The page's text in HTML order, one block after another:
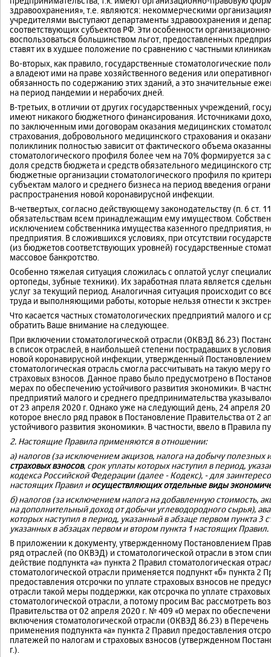
здравоохранения», т.е. являются: некоммерческими
учредителями выступают департаменты здравоохранения и
соответствующих субъектов РФ. Эти особенности
воспользоваться большинством льгот, предоставленных
ставят их в худшее положение по сравнению с частными
Во-вторых, как правило, государственные стоматологические
а владеют ими на праве хозяйственного ведения или
обязанность по содержанию этих зданий, а это значительные
на период пандемии и нерабочих дней.
В-третьих, в отличии от других государственных учреждений,
имеют никакого бюджетного финансирования. Источниками
по заключенным ими договорам оказания медицинских
страхования, добровольного медицинского страхования и
поликлиник полностью зависит от фактического объема
стоматологического профиля более чем на 70% формируется за
доля средств бюджета и средств обязательного медицинского
бюджетные организации стоматологического профиля по
субъектам малого и среднего бизнеса на период введения
распространения новой коронавирусной инфекции.
В-четвертых, согласно действующему законодательству (п. 6 ст.
обязательствам всем принадлежащим ему имуществом.
исключением собственника имущества казенного предприятия,
предприятия. В сложившихся условиях, при отсутствии
(из бюджетов соответствующих уровней) государственные
массовое банкротство.
Особенно тяжелая ситуация сложилась с оплатой услуг
ортопеды, зубные техники). Их заработная плата является
услуг за текущий период. Аналогичная ситуация происходит со
труда и выполняющими работы, которые нельзя отнести к
Что касается частных стоматологических предприятий малого
обратить Ваше внимание на следующее.
При включении стоматологической отрасли (ОКВЭД 86.23)
в список отраслей, в наибольшей степени пострадавших в
новой коронавирусной инфекции, утвержденный
стоматологическая отрасль смогла рассчитывать на такую меру
страховых взносов. Данное право было предусмотрено в
мерах по обеспечению устойчивого развития экономики». В
предприятий малого и среднего предпринимательства
от 23 апреля 2020 г. Однако уже на следующий день, 24 апреля
которое внесло ряд правок в Постановление Правительства от
устойчивого развития экономики». В частности, ввело в Правила
2. Настоящие Правила применяются в отношении:
а) налогов (за исключением акцизов, налога на добычу
страховых взносов, срок уплаты которых наступил в период,
кодекса Российской Федерации (далее - Кодекс), - для
настоящих Правил иосуществляющих отдельные виды
б) налогов (за исключением налога на добавленную стоимость,
на дополнительный доход от добычи углеводородного сырья),
которых наступил в период, указанный в абзаце первом пункта 3
указанных в абзацах первом и втором пункта 1 настоящих Правил.
В приложении к документу, утвержденному Постановлением
ряд отраслей (по ОКВЭД) и стоматологической отрасли в этом
действие подпункта «а» пункта 2 Правил стоматологическая
стоматологической отрасли применяется подпункт «б» пункта
предоставления отсрочки по уплате страховых взносов не
отрасли такой меры поддержки, как отсрочка по уплате
стоматологической отрасли, а потому просим Вас рассмотреть
Правительства от 02 апреля 2020 г. № 409 «О мерах по
включения стоматологической отрасли (ОКВЭД 86.23) в
применения подпункта «а» пункта 2 Правил предоставления
платежей по налогам и страховых взносов (утвержденном
г.).